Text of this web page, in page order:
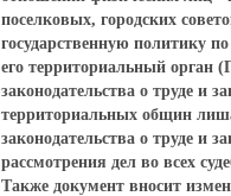
поселковых, городских
государственную политику
его территориальный орган
законодательства о труде и
территориальных общин
законодательства о труде и
рассмотрения дел во всех
Также документ вносит